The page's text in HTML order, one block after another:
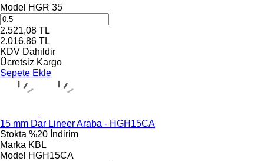
Model HGR 35
2.521,08 TL
2.016,86 TL
KDV Dahildir
Ücretsiz Kargo
Sepete Ekle
15 mm Dar Lineer Araba - HGH15CA
Stokta %20 İndirim
Marka KBL
Model HGH15CA